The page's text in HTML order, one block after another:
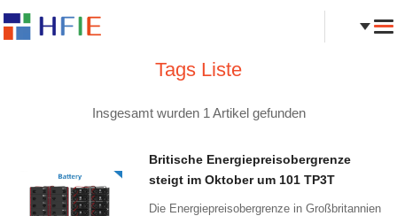
Tags Liste
Insgesamt wurden 1 Artikel gefunden
Britische Energiepreisobergrenze
steigt im Oktober um 101 TP3T
Die Energiepreisobergrenze in Großbritannien